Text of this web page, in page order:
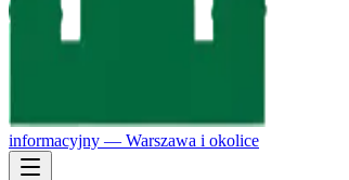
informacyjny — Warszawa i okolice